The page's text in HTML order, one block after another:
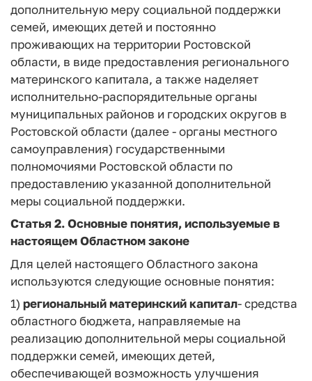
дополнительную меру социальной поддержки
семей, имеющих детей и постоянно
проживающих на территории Ростовской
области, в виде предоставления регионального
материнского капитала, а также наделяет
исполнительно-распорядительные органы
муниципальных районов и городских округов в
Ростовской области (далее - органы местного
самоуправления) государственными
полномочиями Ростовской области по
предоставлению указанной дополнительной
меры социальной поддержки.
Статья 2. Основные понятия, используемые в
настоящем Областном законе
Для целей настоящего Областного закона
используются следующие основные понятия:
1) региональный материнский капитал- средства
областного бюджета, направляемые на
реализацию дополнительной меры социальной
поддержки семей, имеющих детей,
обеспечивающей возможность улучшения